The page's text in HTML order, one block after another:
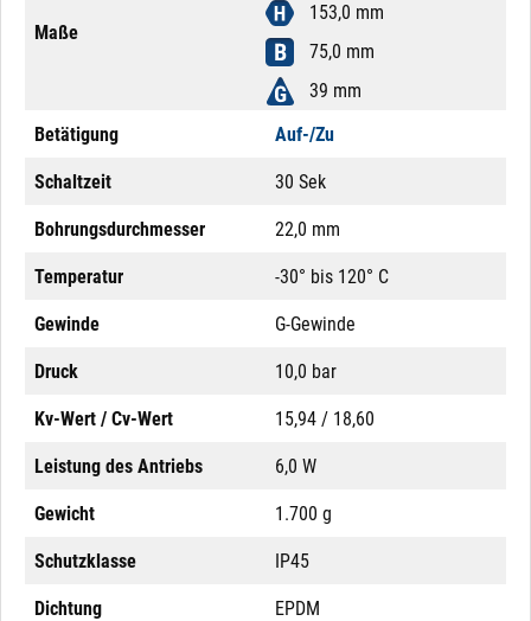
Maße
153,0 mm
75,0 mm
39 mm
Betätigung
Auf-/Zu
Schaltzeit 30 Sek
Bohrungsdurchmesser 22,0 mm
Temperatur -30° bis 120° C
Gewinde G-Gewinde
Druck 10,0 bar
Kv-Wert / Cv-Wert 15,94 / 18,60
Leistung des Antriebs 6,0 W
Gewicht 1.700 g
Schutzklasse IP45
Dichtung EPDM